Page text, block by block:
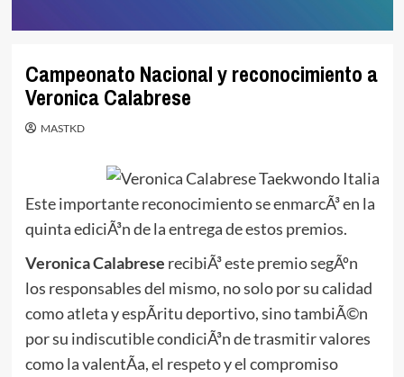
Campeonato Nacional y reconocimiento a
Veronica Calabrese
MASTKD
Este importante reconocimiento se enmarcÃ³ en la
quinta ediciÃ³n de la entrega de estos premios.
Veronica Calabrese recibiÃ³ este premio segÃºn
los responsables del mismo, no solo por su calidad
como atleta y espÃ­ritu deportivo, sino tambiÃ©n
por su indiscutible condiciÃ³n de trasmitir valores
como la valentÃ­a, el respeto y el compromiso